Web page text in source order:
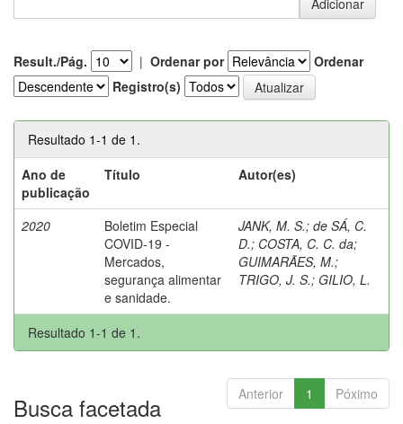
Result./Pág. | Ordenar por
Ordenar
Registro(s)
Resultado 1-1 de 1.
Ano de
publicação
Título Autor(es)
2020
Boletim Especial
COVID-19 -
Mercados,
segurança alimentar
e sanidade.
JANK, M. S.; de SÁ, C.
D.; COSTA, C. C. da;
GUIMARÃES, M.;
TRIGO, J. S.; GILIO, L.
Resultado 1-1 de 1.
Anterior 1 Póximo
Busca facetada